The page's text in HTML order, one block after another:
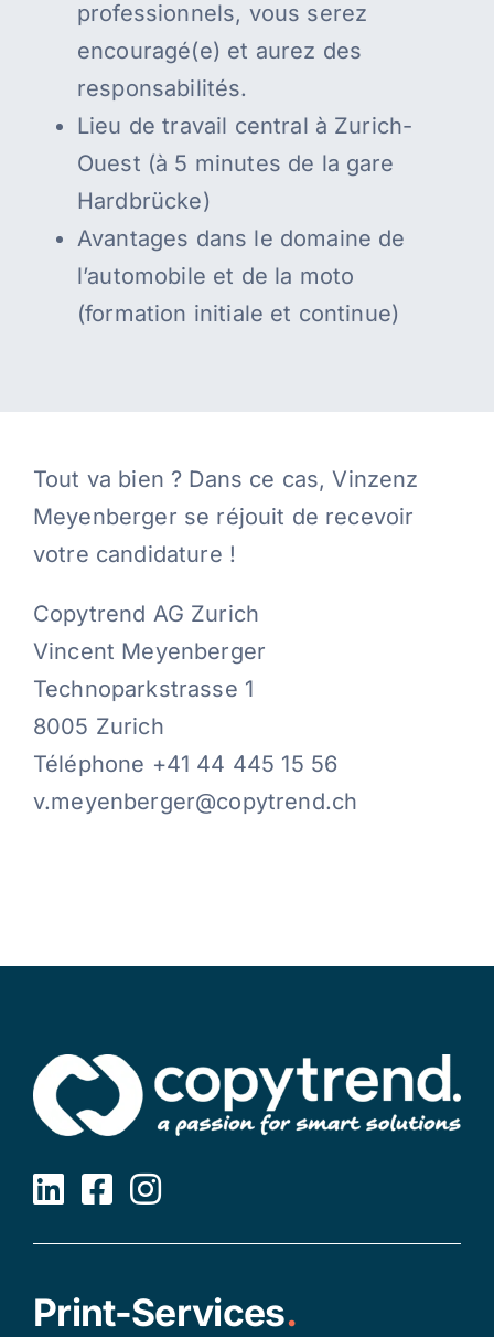
professionnels, vous serez
encouragé(e) et aurez des
responsabilités.
Lieu de travail central à Zurich-
Ouest (à 5 minutes de la gare
Hardbrücke)
Avantages dans le domaine de
l’automobile et de la moto
(formation initiale et continue)
Tout va bien ? Dans ce cas, Vinzenz
Meyenberger se réjouit de recevoir
votre candidature !
Copytrend AG Zurich
Vincent Meyenberger
Technoparkstrasse 1
8005 Zurich
Téléphone +41 44 445 15 56
v.meyenberger@copytrend.ch
Print-Services.